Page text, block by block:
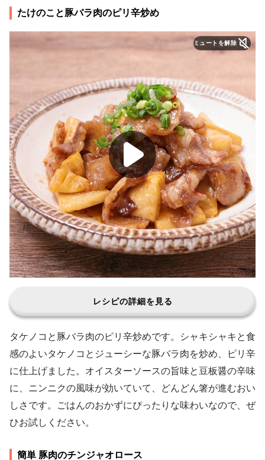
たけのこと豚バラ肉のピリ辛炒め
ミュートを解除
レシピの詳細を見る
タケノコと豚バラ肉のピリ辛炒めです。シャキシャキと食
感のよいタケノコとジューシーな豚バラ肉を炒め、ピリ辛
に仕上げました。オイスターソースの旨味と豆板醤の辛味
に、ニンニクの風味が効いていて、どんどん箸が進むおい
しさです。ごはんのおかずにぴったりな味わいなので、ぜ
ひお試しください。
簡単 豚肉のチンジャオロース